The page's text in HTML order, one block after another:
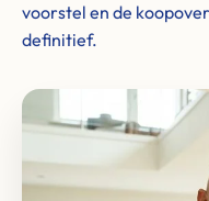
voorstel en de
definitief.